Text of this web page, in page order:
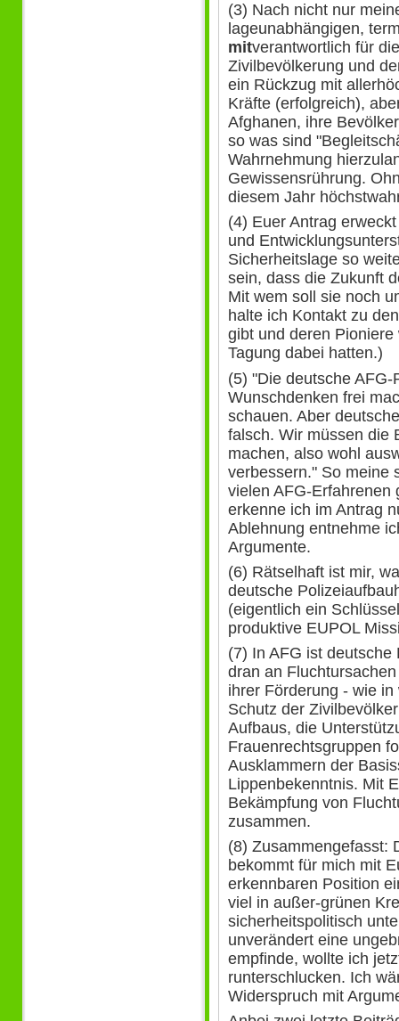
(3) Nach nicht nur
lageunabhängigen,
mitverantwortlich für
Zivilbevölkerung und
ein Rückzug mit
Kräfte (erfolgreich),
Afghanen, ihre
so was sind
Wahrnehmung
Gewissensrührung.
diesem Jahr
(4) Euer Antrag
und
Sicherheitslage so
sein, dass die Zukunft
Mit wem soll sie noch
halte ich Kontakt zu
gibt und deren
Tagung dabei hatten.)
(5) "Die deutsche
Wunschdenken frei
schauen. Aber
falsch. Wir müssen die
machen, also wohl
verbessern." So meine
vielen AFG-Erfahrenen
erkenne ich im Antrag
Ablehnung entnehme
Argumente.
(6) Rätselhaft ist mir,
deutsche
(eigentlich ein
produktive EUPOL
(7) In AFG ist
dran an
ihrer Förderung - wie
Schutz der
Aufbaus, die
Frauenrechtsgruppen
Ausklammern der
Lippenbekenntnis. Mit
Bekämpfung von
zusammen.
(8) Zusammengefasst:
bekommt für mich mit
erkennbaren Position
viel in außer-grünen
sicherheitspolitisch
unverändert eine
empfinde, wollte ich
runterschlucken. Ich
Widerspruch mit